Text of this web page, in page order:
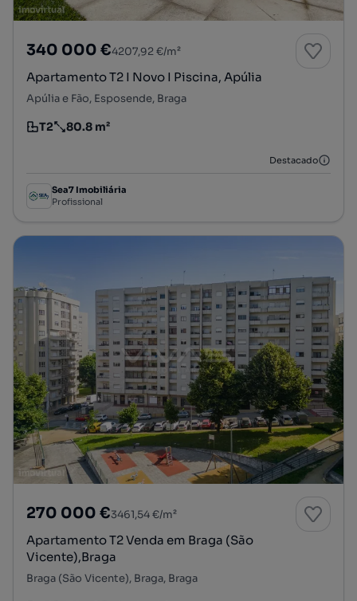
340 000 €4207,92 €/m²
Apartamento T2 I Novo I Piscina, Apúlia
Apúlia e Fão, Esposende, Braga
Tipologia
T2
Preço por metro quadrado
80.8 m²
Destacado
Sea7 Imobiliária
Profissional
270 000 €3461,54 €/m²
Apartamento T2 Venda em Braga (São
Vicente),Braga
Braga (São Vicente), Braga, Braga